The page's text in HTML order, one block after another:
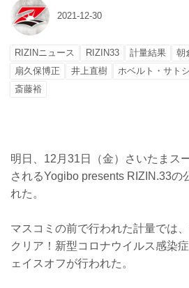
2021-12-30
RIZINニュース RIZIN33 計量結果 朝
扇久保博正
井上直樹 ホベルト・サト
斎藤裕
明日、12月31日（金）さいたまス
されるYogibo presents RIZIN.33の
れた。
マスコミの前で行われた計量では
クリア！新型コロナウイルス感染
ェイスオフが行われた。